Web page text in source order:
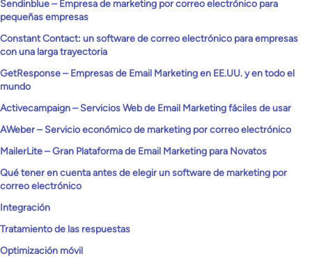
Sendinblue – Empresa de marketing por correo electrónico para
pequeñas empresas
Constant Contact: un software de correo electrónico para empresas
con una larga trayectoria
GetResponse – Empresas de Email Marketing en EE.UU. y en todo el
mundo
Activecampaign – Servicios Web de Email Marketing fáciles de usar
AWeber – Servicio económico de marketing por correo electrónico
MailerLite – Gran Plataforma de Email Marketing para Novatos
Qué tener en cuenta antes de elegir un software de marketing por
correo electrónico
Integración
Tratamiento de las respuestas
Optimización móvil